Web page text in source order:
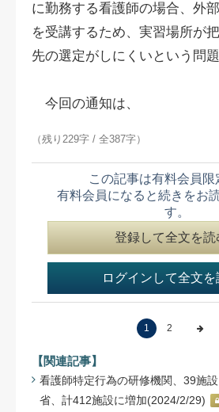
に勤務する看護師の場合、外
を受講するため、実習場所が
先の選定がしにくいという問題
今回の通知は、
（残り229字 / 全387字）
この記事は有料会員限
有料会員になると続きをお
す。
登録して全文を読
ログインして全文を
1 2
【関連記事】
看護師特定行為の研修機関、39施
省、計412施設に増加(2024/2/29)